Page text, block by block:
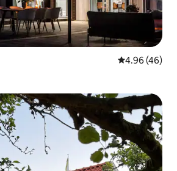
평점 4.96점(5
4.96 (46)